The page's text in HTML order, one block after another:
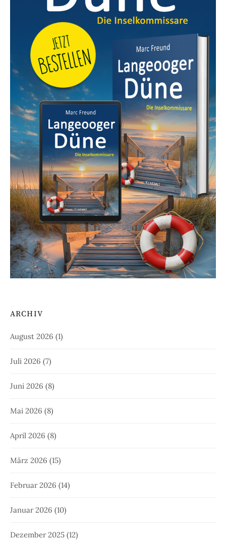
ARCHIV
August 2026 (1)
Juli 2026 (7)
Juni 2026 (8)
Mai 2026 (8)
April 2026 (8)
März 2026 (15)
Februar 2026 (14)
Januar 2026 (10)
Dezember 2025 (12)